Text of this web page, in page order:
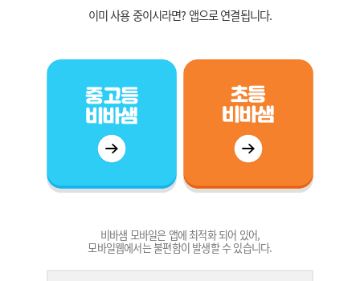
이미 사용 중이시라면? 앱으로 연결됩니다.
비바샘 모바일은 앱에 최적화 되어 있어,
모바일웹에서는 불편함이 발생할 수 있습니다.